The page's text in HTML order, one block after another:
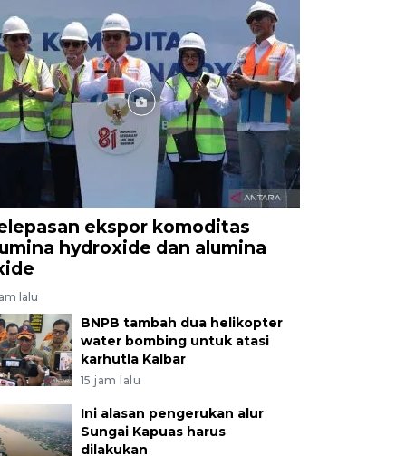
ekspor komoditas
hydroxide dan alumina
lalu
BNPB tambah dua helikopter
water bombing untuk atasi
karhutla Kalbar
15 jam lalu
Ini alasan pengerukan alur
Sungai Kapuas harus
dilakukan